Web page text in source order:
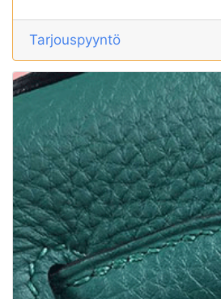
6050520/laukut alkaen LOEWE
Tarjouspyyntö